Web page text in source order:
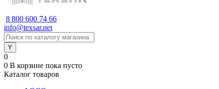
8 800 600 74 66
info@texsar.net
0
0 В корзине пока пусто
Каталог товаров